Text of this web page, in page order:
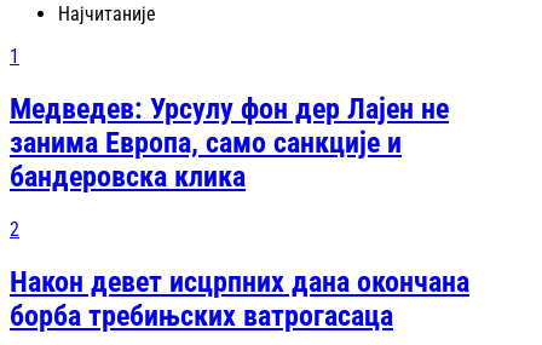
Најчитаније
1
Медведев: Урсулу фон дер Лајен не
занима Европа, само санкције и
бандеровска клика
2
Након девет исцрпних дана окончана
борба требињских ватрогасаца